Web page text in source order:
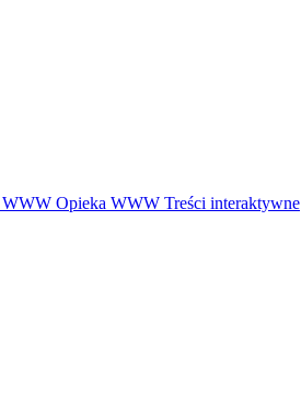
WWW Opieka WWW Treści interaktywne